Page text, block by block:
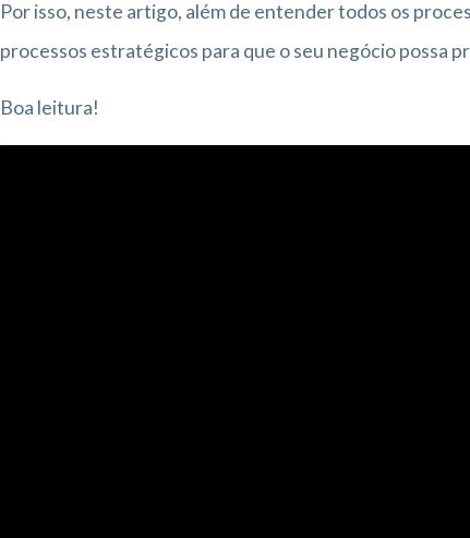
Por isso, neste artigo, além de entender todos os
processos estratégicos para que o seu negócio possa
Boa leitura!